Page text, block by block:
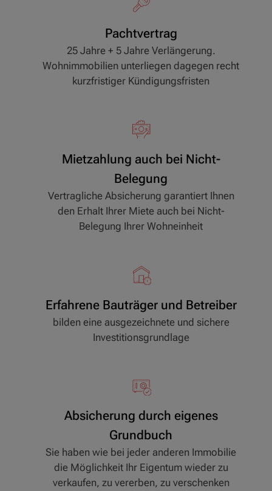
Pachtvertrag
25 Jahre + 5 Jahre Verlängerung.
Wohnimmobilien unterliegen dagegen recht
kurzfristiger Kündigungsfristen
Mietzahlung auch bei Nicht-
Belegung
Vertragliche Absicherung garantiert Ihnen
den Erhalt Ihrer Miete auch bei Nicht-
Belegung Ihrer Wohneinheit
Erfahrene Bauträger und Betreiber
bilden eine ausgezeichnete und sichere
Investitionsgrundlage
Absicherung durch eigenes
Grundbuch
Sie haben wie bei jeder anderen Immobilie
die Möglichkeit Ihr Eigentum wieder zu
verkaufen, zu vererben, zu verschenken